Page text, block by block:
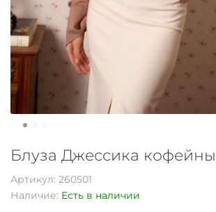
Блуза Джессика
Артикул: 260501
Наличие: Есть в наличии